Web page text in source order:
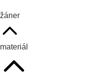
žáner
materiál